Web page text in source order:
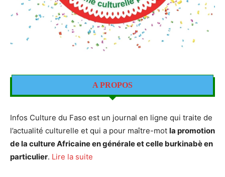
A PROPOS
Infos Culture du Faso est un journal en ligne qui traite de
l’actualité culturelle et qui a pour maître-mot la promotion
de la culture Africaine en générale et celle burkinabè en
particulier. Lire la suite